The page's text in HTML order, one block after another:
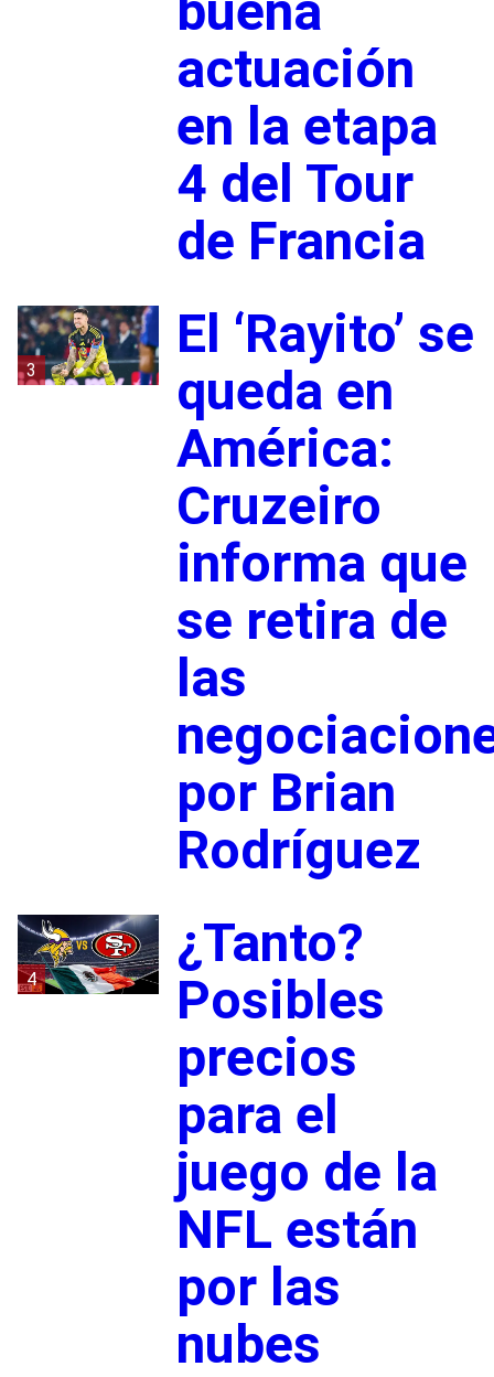
actuación
en la etapa
4 del Tour
de Francia
3
El ‘Rayito’ se
queda en
América:
Cruzeiro
informa que
se retira de
las
por Brian
Rodríguez
4
¿Tanto?
Posibles
precios
para el
juego de la
NFL están
por las
nubes